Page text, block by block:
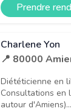
Prendre
Charlene Yon
📍 80000
Diététicienne en
Consultations en
autour d'Amiens)...